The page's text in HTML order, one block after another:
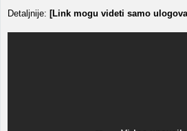
Detaljnije: [Link mogu videti samo